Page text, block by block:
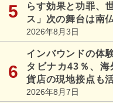
らす効果と功罪、
ス」次の舞台は南
2026年8月3日
インバウンドの体
タビナカ43％、
貨店の現地接点
2026年8月7日